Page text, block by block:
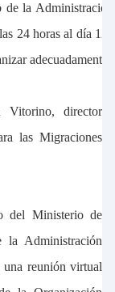
la
24 horas al día
adecuadamente
Vitorino, director
las Migraciones
del Ministerio de
Administración
reunión virtual